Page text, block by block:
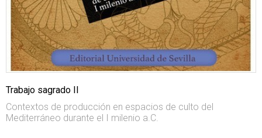
Trabajo sagrado II
Contextos de producción en espacios de culto del
Mediterráneo durante el I milenio a.C.